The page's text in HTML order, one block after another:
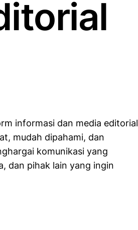
informasi dan media editorial
mudah dipahami, dan
komunikasi yang
dan pihak lain yang ingin